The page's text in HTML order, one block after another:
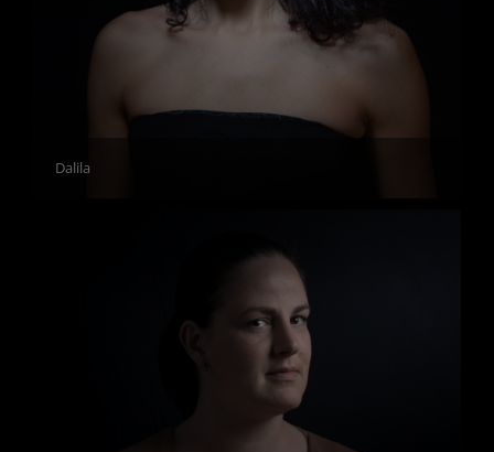
Dalila